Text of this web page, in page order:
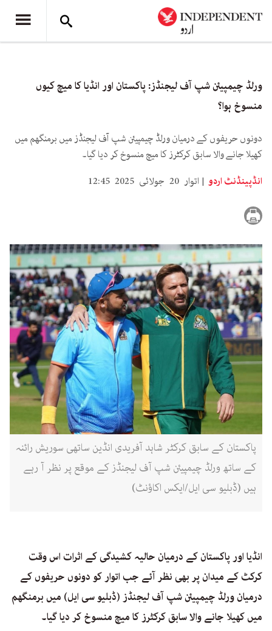
ورلڈ چیمپیئن شپ آف لیجنڈز: پاکستان اور انڈیا کا میچ کیوں
منسوخ ہوا؟
دونوں حریفوں کے درمیان ورلڈ چیمپیئن شپ آف لیجنڈز میں برمنگھم میں
کھیلا جانے والا سابق کرکٹرز کا میچ منسوخ کر دیا گیا۔
انڈپینڈنٹ اردو
اتوار 20 جولائی 2025 12:45
پاکستان کے سابق کرکٹر شاہد آفریدی انڈین ساتھی سوریش رائنہ
کے ساتھ ورلڈ چیمپیئن شپ آف لیجنڈز کے موقع پر نظر آ رہے
ہیں (ڈبلیو سی ایل/ایکس اکاؤنٹ)
انڈیا اور پاکستان کے درمیان حالیہ کشیدگی کے اثرات اس وقت
کرکٹ کے میدان پر بھی نظر آئے جب اتوار کو دونوں حریفوں کے
درمیان ورلڈ چیمپیئن شپ آف لیجنڈز (ڈبلیو سی ایل) میں برمنگھم
میں کھیلا جانے والا سابق کرکٹرز کا میچ منسوخ کر دیا گیا۔